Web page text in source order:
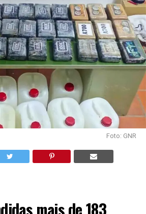
Foto: GNR
mais de 183